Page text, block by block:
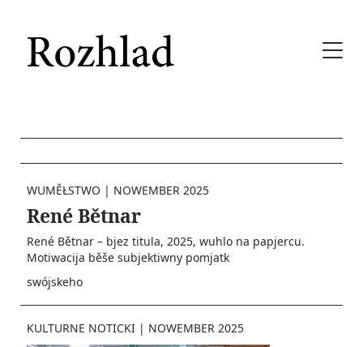
WUMĚŁSTWO | NOWEMBER 2025
René Bětnar
René Bětnar – bjez titula, 2025, wuhlo na papjercu.
Motiwacija běše subjektiwny pomjatk
swójskeho
KULTURNE NOTICKI | NOWEMBER 2025